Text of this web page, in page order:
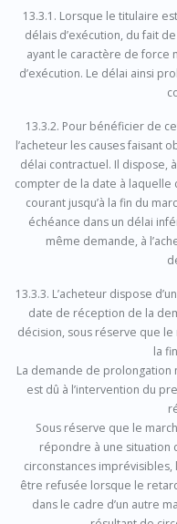
13.3.1. Lorsque le titulaire
délais d’exécution, du fait
ayant le caractère de force
d’exécution. Le délai ainsi
13.3.2. Pour bénéficier de
l’acheteur les causes faisant
délai contractuel. Il dispose,
compter de la date à laquelle
courant jusqu’à la fin du
échéance dans un délai
même demande, à
13.3.3. L’acheteur dispose
date de réception de la
décision, sous réserve que le
la
La demande de
est dû à l’intervention du
Sous réserve que le
répondre à une situation
circonstances
être refusée lorsque le
dans le cadre d’un autre